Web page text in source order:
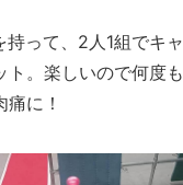
って、2人1組でキ
ト。楽しいので何度
に！